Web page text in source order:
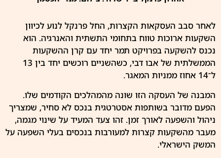
לאחר סבב העסקאות הקצרות, החל פרנקל לנוע לכיוון
השקעות ארוכות טווח בתחומי התשתית והאנרגיה. הוא
נכנס להשקעה בפרויקט תמר יחד עם קרן ההשקעות
הממשלתית של אבו דבי, כשהשניים רוכשים יחד בין 13
ל־14 אחוז ממניות המאגר.
המבנה של העסקה הזו שונה מהמהלכים הקודמים שלו.
הפעם מדובר בשותפות אסטרטגית בנכס לא סחיר, שמצריך
ניהול והשפעה לאורך זמן. זהו צעד המעיד על שינוי מגמה,
מעבר מהשקעות קצרות למעורבות בנכסים בעלי השפעה על
המשק הישראלי.